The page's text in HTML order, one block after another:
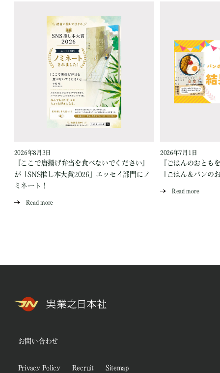
2026年8月3日
『ここで唐揚げ弁当を食べないでください』
が「SNS推し本大賞2026」エッセイ部門にノ
ミネート！
Read more
2026年7月1日
『ごはんのおとも
「ごはん＆パンの
Read more
お問い合わせ
Privacy Policy Recruit Sitemap